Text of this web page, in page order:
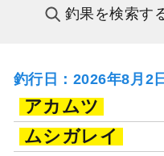
釣果を検索す
釣行日：2026年8月2
アカムツ
ムシガレイ